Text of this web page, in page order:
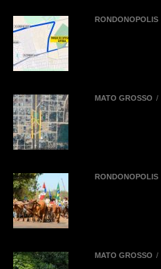
RONDONÓPOLIS
MATO GROSSO
RONDONÓPOLIS
MATO GROSSO